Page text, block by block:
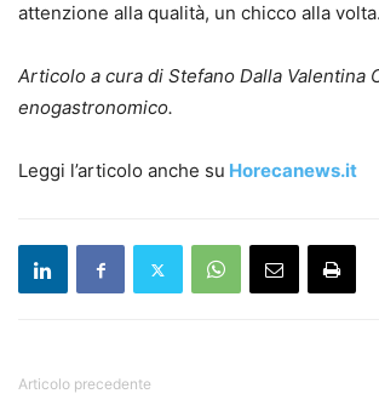
attenzione alla qualità, un chicco alla volta.
Articolo a cura di Stefano Dalla Valentina
enogastronomico.
Leggi l’articolo anche su Horecanews.it
Articolo precedente